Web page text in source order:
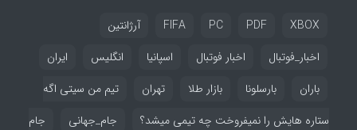
FIFA PC PDF XBOX
آرژانتین
اخبار_فوتبال
اخبار فوتبال اسپانیا انگلیس
ایران
باران
بارسلونا بازار طلا تهران
تیم من سیتی اگه
ستاره هایش را نمیفروخت چه تیمی میشد؟
جام_جهانی
جام